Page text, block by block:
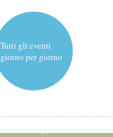
Tutti gli eventi
giorno per giorno